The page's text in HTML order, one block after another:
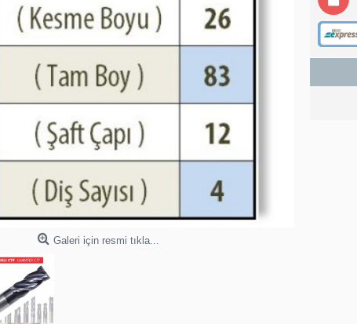
Galeri için resmi tıkla...